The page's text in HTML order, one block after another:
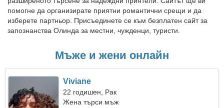
помогне да организирате приятни романтични срещи и да
изберете партньор. Присъединете се към безплатен сайт за
запознанства Олинда за местни, чужденци, туристи.
Мъже и жени онлайн
Viviane
22 годишен, Рак
Жена търси мъж